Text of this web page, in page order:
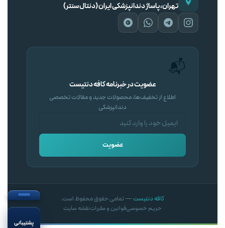
تهران، پاساژ دندانپزشکی ایران (دنتال سنتر)
📬
عضویت در خبرنامه کافه دنتیست
اطلاع از تخفیف‌ها، محصولات جدید و مقالات تخصصی
دندانپزشکی
عضویت
کافه دنتیست— تمامی حقوق محفوظ است.
حریم خصوصیقوانین و مقرراتنقشه سایت
پشتیبانی